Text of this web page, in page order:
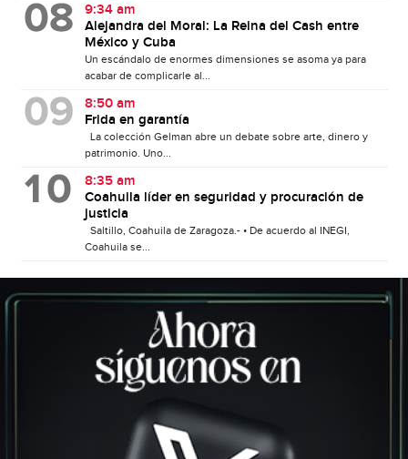
9:34 am
Alejandra del Moral: La Reina del Cash entre
México y Cuba
Un escándalo de enormes dimensiones se asoma ya para
acabar de complicarle al...
8:50 am
Frida en garantía
La colección Gelman abre un debate sobre arte, dinero y
patrimonio. Uno...
8:35 am
Coahuila líder en seguridad y procuración de
justicia
Saltillo, Coahuila de Zaragoza.- • De acuerdo al INEGI,
Coahuila se...